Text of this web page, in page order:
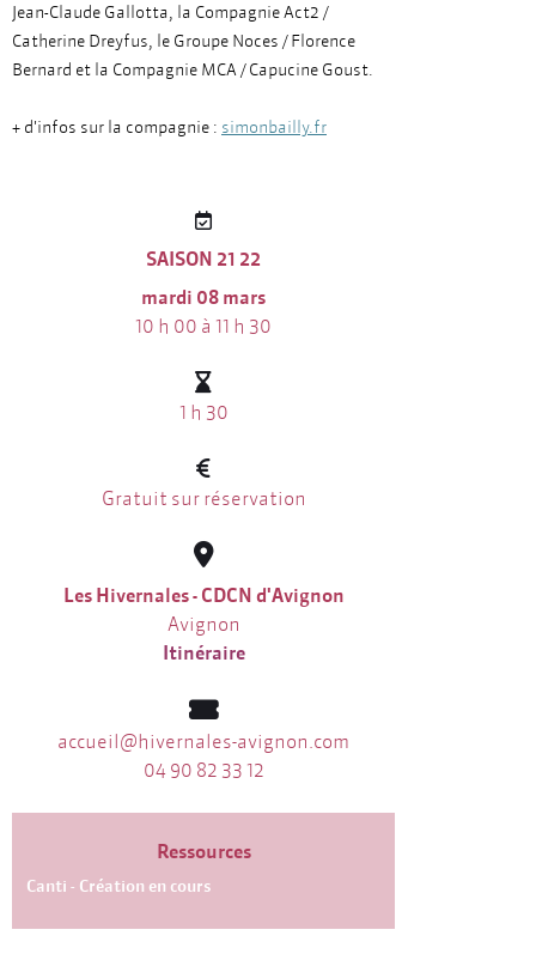
Jean-Claude Gallotta, la Compagnie Act2 /
Catherine Dreyfus, le Groupe Noces / Florence
Bernard et la Compagnie MCA / Capucine Goust.
+ d'infos sur la compagnie : simonbailly.fr
SAISON 21 22
mardi 08 mars
10 h 00 à 11 h 30
1 h 30
Gratuit sur réservation
Les Hivernales - CDCN d'Avignon
Avignon
Itinéraire
accueil@hivernales-avignon.com
04 90 82 33 12
Ressources
Canti - Création en cours